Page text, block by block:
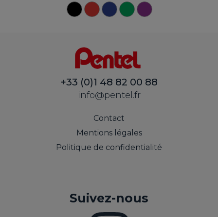
+33 (0)1 48 82 00 88
info@pentel.fr
Contact
Mentions légales
Politique de confidentialité
Suivez-nous